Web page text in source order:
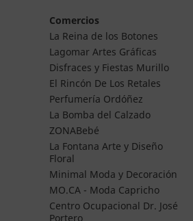
Comercios
La Reina de los Botones
Lagomar Artes Gráficas
Disfraces y Fiestas Murillo
El Rincón De Los Retales
Perfumería Ordóñez
La Bomba del Calzado
ZONABebé
La Fontana Arte y Diseño
Floral
Minimal Moda y Decoración
MO.CA - Moda Capricho
Centro Ocupacional Dr. José
Portero